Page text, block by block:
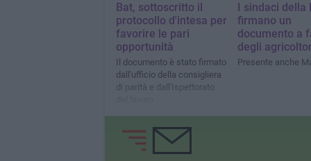
Bat, sottoscritto il
protocollo d'intesa per
favorire le pari
opportunità
Il documento è stato firmato
dall'ufficio della consigliera
di parità e dall'Ispettorato
I sindaci della
firmano un
documento a
degli
Presente anche